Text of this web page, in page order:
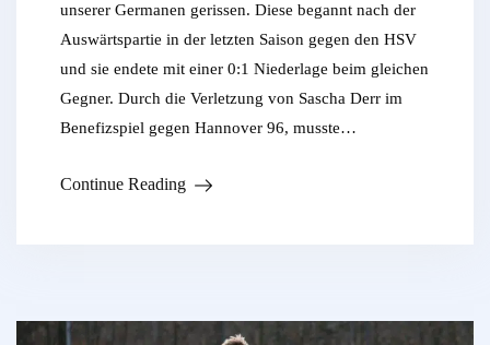
unserer Germanen gerissen. Diese begannt nach der
Auswärtspartie in der letzten Saison gegen den HSV
und sie endete mit einer 0:1 Niederlage beim gleichen
Gegner. Durch die Verletzung von Sascha Derr im
Benefizspiel gegen Hannover 96, musste…
Continue Reading